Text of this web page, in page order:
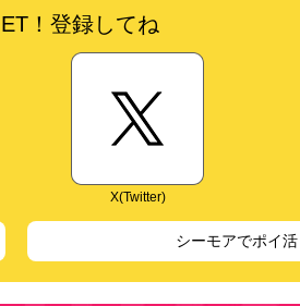
！登録してね
X(Twitter)
シーモアでポイ活